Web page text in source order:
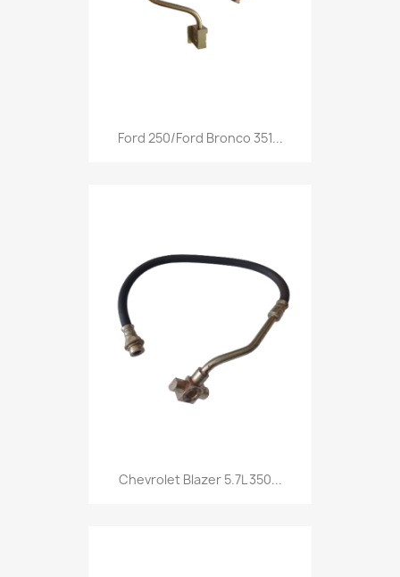
Ford 250/Ford Bronco 351...
Chevrolet Blazer 5.7L 350...